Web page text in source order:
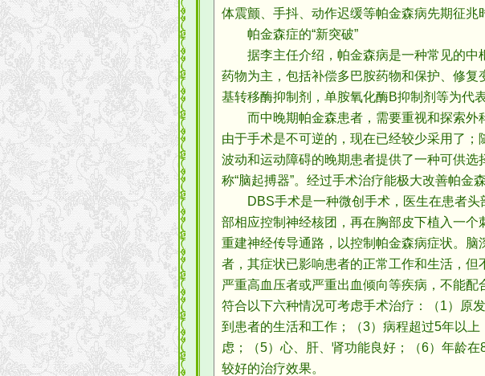
体震颤、手抖、动作迟缓等帕金森病先期征兆
帕金森症的“新突破”
据李主任介绍，帕金森病是一种常见的中
药物为主，包括补偿多巴胺药物和保护、修
基转移酶抑制剂，单胺氧化酶B抑制剂等为代
而中晚期帕金森患者，需要重视和探索外
由于手术是不可逆的，现在已经较少采用了
波动和运动障碍的晚期患者提供了一种可供选
称“脑起搏器”。经过手术治疗能极大改善帕金
DBS手术是一种微创手术，医生在患者头
部相应控制神经核团，再在胸部皮下植入一
重建神经传导通路，以控制帕金森病症状。
者，其症状已影响患者的正常工作和生活，但
严重高血压者或严重出血倾向等疾病，不能
符合以下六种情况可考虑手术治疗：（1）原
到患者的生活和工作；（3）病程超过5年以
虑；（5）心、肝、肾功能良好；（6）年龄
较好的治疗效果。